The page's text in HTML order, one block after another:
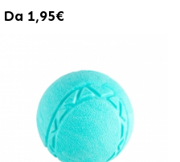
1,95€